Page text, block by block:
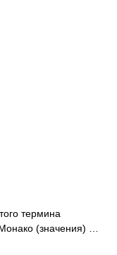
термина
(значения) …